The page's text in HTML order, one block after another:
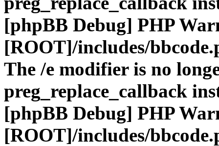
[phpBB Debug] PHP
[ROOT]/includes/
The /e modifier is no
preg_replace_callback
[phpBB Debug] PHP
[ROOT]/includes/